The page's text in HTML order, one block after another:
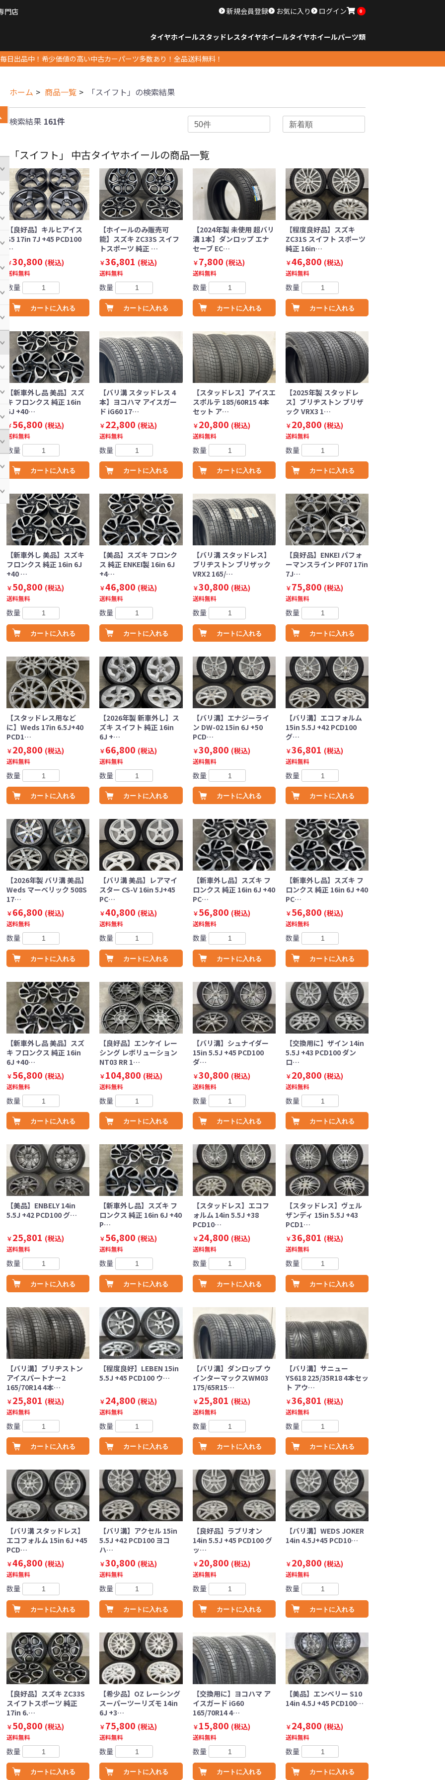
門店 新規会員登録 お気に入り ログイン 0
タイヤホイールスタッドレスタイヤホイールタイヤホイールパーツ類
毎日出品中！希少価値の高い中古カーパーツ多数あり！全品送料無料！
ホーム 商品一覧 「スイフト」の検索結果
検索結果 161件
「スイフト」 中古タイヤホイールの商品一覧
【良好品】キルヒアイス
S5 17in 7J +45 PCD100
…
￥30,800 (税込)
送料無料
数量
カートに入れる
【ホイールのみ販売可
能】スズキ ZC33S スイフ
トスポーツ 純正 …
￥36,801 (税込)
送料無料
数量
カートに入れる
【2024年製 未使用 超バリ
溝 1本】ダンロップ エナ
セーブ EC…
￥7,800 (税込)
送料無料
数量
カートに入れる
【程度良好品】スズキ
ZC31S スイフト スポーツ
純正 16in…
￥46,800 (税込)
送料無料
数量
カートに入れる
【新車外し品 美品】スズ
キ フロンクス 純正 16in
6J +40…
￥56,800 (税込)
送料無料
数量
カートに入れる
【バリ溝 スタッドレス 4
本】ヨコハマ アイスガー
ド iG60 17…
￥22,800 (税込)
送料無料
数量
カートに入れる
【スタッドレス】アイスエ
スポルテ 185/60R15 4本
セット ア…
￥20,800 (税込)
送料無料
数量
カートに入れる
【2025年製 スタッドレ
ス】ブリヂストン ブリザ
ック VRX3 1…
￥20,800 (税込)
送料無料
数量
カートに入れる
【新車外し 美品】スズキ
フロンクス 純正 16in 6J
+40 …
￥50,800 (税込)
送料無料
数量
カートに入れる
【美品】スズキ フロンク
ス 純正 ENKEI製 16in 6J
+4…
￥46,800 (税込)
送料無料
数量
カートに入れる
【バリ溝 スタッドレス】
ブリヂストン ブリザック
VRX2 165/…
￥30,800 (税込)
送料無料
数量
カートに入れる
【良好品】ENKEI パフォ
ーマンスライン PF07 17in
7J…
￥75,800 (税込)
送料無料
数量
カートに入れる
【スタッドレス用など
に】Weds 17in 6.5J+40
PCD1…
￥20,800 (税込)
送料無料
数量
カートに入れる
【2026年製 新車外し】ス
ズキ スイフト 純正 16in
6J +…
￥66,800 (税込)
送料無料
数量
カートに入れる
【バリ溝】エナジーライ
ン DW-02 15in 6J +50
PCD…
￥30,800 (税込)
送料無料
数量
カートに入れる
【バリ溝】エコフォルム
15in 5.5J +42 PCD100
グ…
￥36,801 (税込)
送料無料
数量
カートに入れる
【2026年製 バリ溝 美品】
Weds マーベリック 508S
17…
￥66,800 (税込)
送料無料
数量
カートに入れる
【バリ溝 美品】レアマイ
スター CS-V 16in 5J+45
PC…
￥40,800 (税込)
送料無料
数量
カートに入れる
【新車外し品】スズキ フ
ロンクス 純正 16in 6J +40
PC…
￥56,800 (税込)
送料無料
数量
カートに入れる
【新車外し品】スズキ フ
ロンクス 純正 16in 6J +40
PC…
￥56,800 (税込)
送料無料
数量
カートに入れる
【新車外し品 美品】スズ
キ フロンクス 純正 16in
6J +40…
￥56,800 (税込)
送料無料
数量
カートに入れる
【良好品】エンケイ レー
シング レボリューション
NT03 RR 1…
￥104,800 (税込)
送料無料
数量
カートに入れる
【バリ溝】シュナイダー
15in 5.5J +45 PCD100
ダ…
￥30,800 (税込)
送料無料
数量
カートに入れる
【交換用に】ザイン 14in
5.5J +43 PCD100 ダン
ロ…
￥20,800 (税込)
送料無料
数量
カートに入れる
【美品】ENBELY 14in
5.5J +42 PCD100 グ…
￥25,801 (税込)
送料無料
数量
カートに入れる
【新車外し品】スズキ フ
ロンクス 純正 16in 6J +40
P…
￥56,800 (税込)
送料無料
数量
カートに入れる
【スタッドレス】エコフ
ォルム 14in 5.5J +38
PCD10…
￥24,800 (税込)
送料無料
数量
カートに入れる
【スタッドレス】ヴェル
ザンディ 15in 5.5J +43
PCD1…
￥36,801 (税込)
送料無料
数量
カートに入れる
【バリ溝】ブリヂストン
アイスパートナー2
165/70R14 4本…
￥25,801 (税込)
送料無料
数量
カートに入れる
【程度良好】LEBEN 15in
5.5J +45 PCD100 ウ…
￥24,800 (税込)
送料無料
数量
カートに入れる
【バリ溝】ダンロップ ウ
インターマックスWM03
175/65R15…
￥25,801 (税込)
送料無料
数量
カートに入れる
【バリ溝】サニュー
YS618 225/35R18 4本セッ
ト アウ…
￥36,801 (税込)
送料無料
数量
カートに入れる
【バリ溝 スタッドレス】
エコフォルム 15in 6J +45
PCD…
￥46,800 (税込)
送料無料
数量
カートに入れる
【バリ溝】アクセル 15in
5.5J +42 PCD100 ヨコ
ハ…
￥30,800 (税込)
送料無料
数量
カートに入れる
【良好品】ラブリオン
14in 5.5J +45 PCD100 グ
ッ…
￥20,800 (税込)
送料無料
数量
カートに入れる
【バリ溝】WEDS JOKER
14in 4.5J+45 PCD10…
￥20,800 (税込)
送料無料
数量
カートに入れる
【良好品】スズキ ZC33S
スイフトスポーツ 純正
17in 6.…
￥50,800 (税込)
送料無料
数量
カートに入れる
【希少品】OZ レーシング
スーパーツーリズモ 14in
6J +3…
￥75,800 (税込)
送料無料
数量
カートに入れる
【交換用に】ヨコハマ ア
イスガード iG60
165/70R14 4…
￥15,800 (税込)
送料無料
数量
カートに入れる
【美品】エンベリー S10
14in 4.5J +45 PCD100…
￥24,800 (税込)
送料無料
数量
カートに入れる